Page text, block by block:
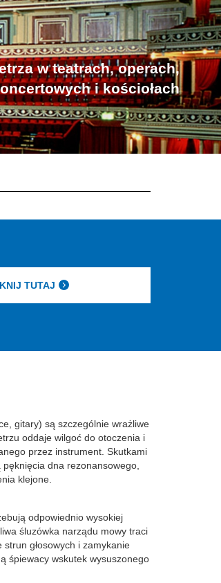
w teatrach, operach,
i kościołach
TUTAJ
gitary) są szczególnie wrażliwe
oddaje wilgoć do otoczenia i
przez instrument. Skutkami
dna rezonansowego,
klejone.
odpowiednio wysokiej
śluzówka narządu mowy traci
głosowych i zamykanie
śpiewacy wskutek wysuszonego